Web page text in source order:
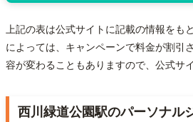
上記の表は公式サイトに記載の情報をも
によっては、キャンペーンで料金が割引
容が変わることもありますので、公式サ
西川緑道公園駅のパーソナル